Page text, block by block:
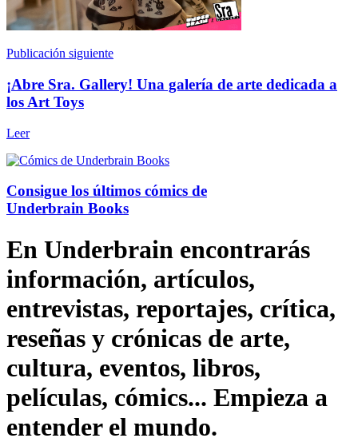
Publicación siguiente
¡Abre Sra. Gallery! Una galería de arte dedicada a
los Art Toys
Leer
Consigue los últimos cómics de
Underbrain Books
En Underbrain encontrarás
información, artículos,
entrevistas, reportajes, crítica,
reseñas y crónicas de arte,
cultura, eventos, libros,
películas, cómics... Empieza a
entender el mundo.